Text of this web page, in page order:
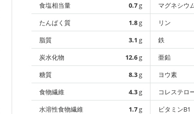
食塩相当量
0.7g
たんぱく質
1.8g
脂質
3.1 g
炭水化物
12.6g
糖質
8.3g
食物繊維
4.3g
水溶性食物繊維
1.7g
マグネシウ
リン
鉄
亜鉛
ヨウ素
コレステロ
ビタミンB1